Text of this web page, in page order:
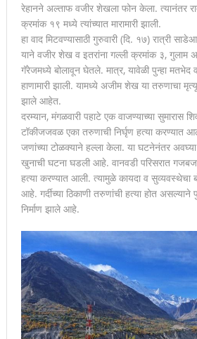
रेहानने अल्ताफ वजीर शेखला फोन केला. त्यानंतर
क्रमांक १९ मध्ये त्यांच्यात मारामारी झाली.
हा वाद मिटवण्यासाठी गुरुवारी (दि. १७) रात्री
याने वजीर शेख व इतरांना गल्ली क्रमांक ३, गुलाम
गॅरेजमध्ये बोलावून घेतले. मात्र, यावेळी पुन्हा मतभेद
हाणामारी झाली. यामध्ये अजीम शेख या तरुणाचा
झाले आहेत.
दरम्यान, मंगळवारी पहाटे एक वाजण्याच्या सुमारास
टॉकीजजवळ एका तरुणाची निर्घृण हत्या करण्यात
जणांच्या टोळक्याने हल्ला केला. या घटनेनंतर
खुनाची घटना घडली आहे. वानवडी परिसरात
हत्या करण्यात आली. त्यामुळे कायदा व सुव्यवस्थेचा
आहे. गर्दीच्या ठिकाणी तरुणांची हत्या होत असल्याने
निर्माण झाले आहे.